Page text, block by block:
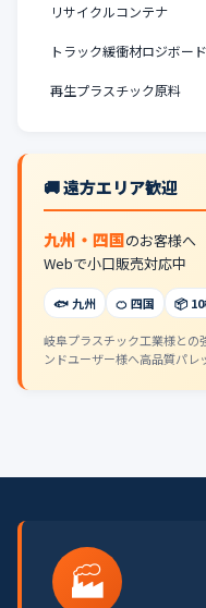
リサイクルコンテナ
トラック緩衝材ロジボード
再生プラスチック原料
🚚 遠方エリア歓迎
九州・四国のお客様へ
Webで小口販売対応中
🐟 九州 🍊 四国 📦
岐阜プラスチック工業様との
ンドユーザー様へ高品質パレ
🏭